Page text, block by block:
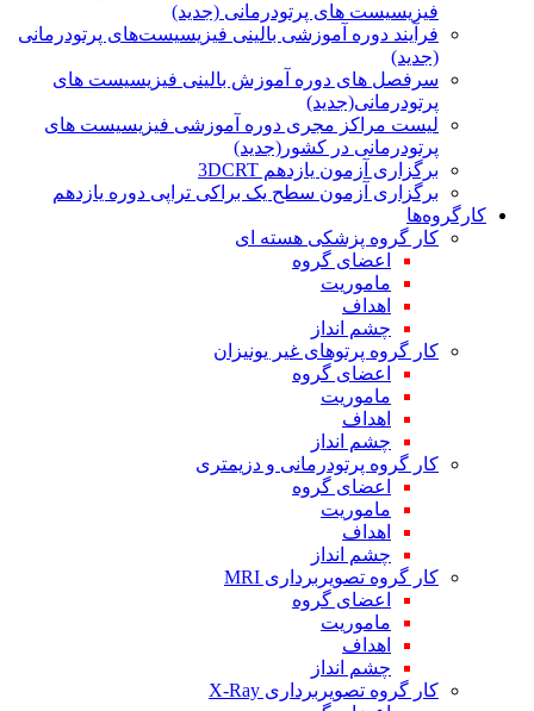
فیزیسیست های پرتودرمانی (جدید)
فرآیند دوره آموزشی بالینی فیزیسیست‌های پرتودرمانی
(جدید)
سرفصل های دوره آموزش بالینی فیزیسیست های
پرتودرمانی(جدید)
لیست مراکز مجری دوره آموزشی فیزیسیست های
پرتودرمانی در کشور(جدید)
برگزاری آزمون یازدهم 3DCRT
برگزاری آزمون سطح یک براکی تراپی دوره یازدهم
کارگروه‌ها
کار گروه پزشکی هسته ای
اعضای گروه
ماموریت
اهداف
چشم انداز
کار گروه پرتوهای غیر یونیزان
اعضای گروه
ماموریت
اهداف
چشم انداز
کار گروه پرتودرمانی و دزیمتری
اعضای گروه
ماموریت
اهداف
چشم انداز
کار گروه تصویربرداری MRI
اعضای گروه
ماموریت
اهداف
چشم انداز
کار گروه تصویربرداری X-Ray